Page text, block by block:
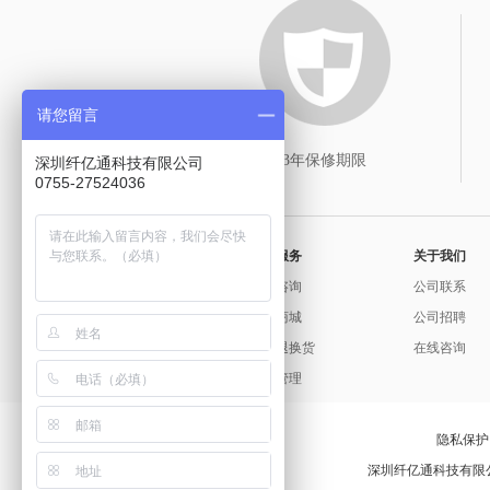
3年保修期限
常用服务
问题咨询
官方商城
保修退换货
发票管理
关于我们
公司联系
公司招聘
在线咨询
隐私保护
深圳纤亿通科技有限
请您留言
深圳纤亿通科技有限公司
0755-27524036